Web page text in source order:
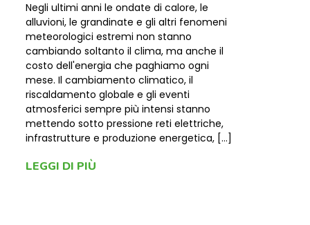
Negli ultimi anni le ondate di calore, le
alluvioni, le grandinate e gli altri fenomeni
meteorologici estremi non stanno
cambiando soltanto il clima, ma anche il
costo dell'energia che paghiamo ogni
mese. Il cambiamento climatico, il
riscaldamento globale e gli eventi
atmosferici sempre più intensi stanno
mettendo sotto pressione reti elettriche,
infrastrutture e produzione energetica, […]
LEGGI DI PIÙ